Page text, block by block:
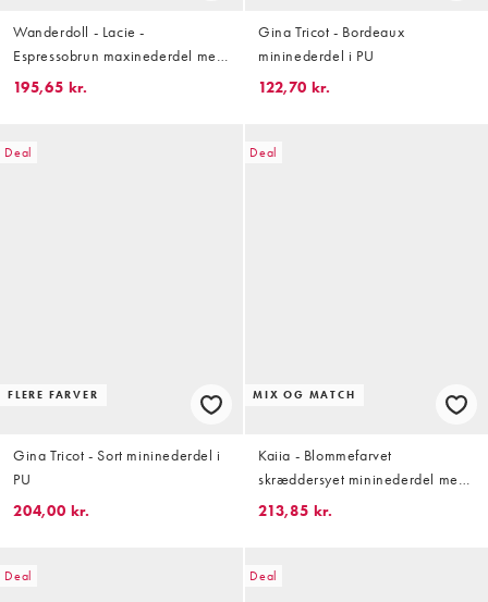
Wanderdoll - Lacie -
Espressobrun maxinederdel med
fishtail og høj talje i blondestof -
195,65 kr.
Gina Tricot - Bordeaux
mininederdel i PU
122,70 kr.
Deal
FLERE FARVER
Gina Tricot - Sort mininederdel i
PU
204,00 kr.
Deal
MIX OG MATCH
Kaiia - Blommefarvet
skræddersyet mininederdel med
nålestriber i 90'er-stil - Del af
213,85 kr.
Deal Deal